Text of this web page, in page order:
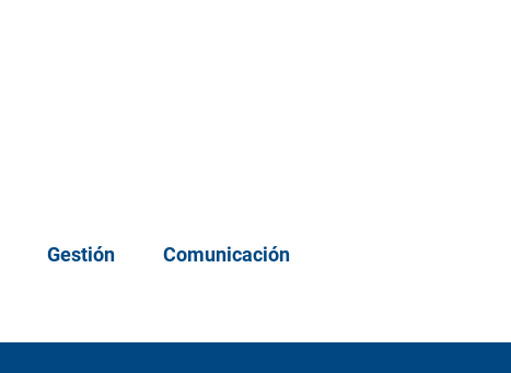
Gestión Comunicación